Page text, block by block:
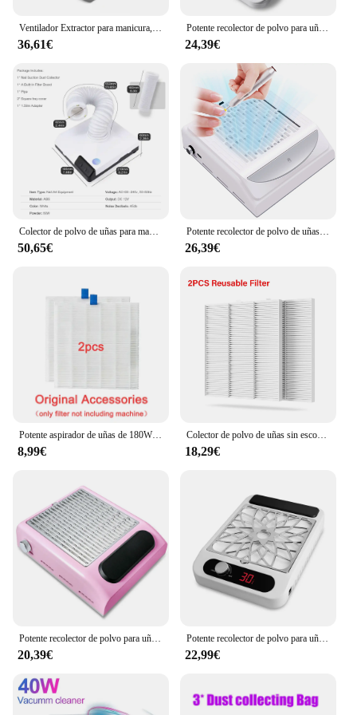
Ventilador Extractor para manicura, aspirador para uñas, succión ajustable con filtro, colector de polvo, 180W, nuevo
36,61€
Potente recolector de polvo para uñas, aspirador profesional para pulir uñas con filtro extraíble, para salón de uñas
24,39€
Colector de polvo de uñas para manicura, aspirador profesional, suministros de estilista
50,65€
Potente recolector de polvo de uñas de 100W para aspiradora de uñas de manicura con ventilador de polvo de uñas para equipo de salón de manicura
26,39€
Potente aspirador de uñas de 180W para manicura y pedicura con filtro extraíble, colector de polvo de uñas ajustable, herramientas de salón de uñas
8,99€
Colector de polvo de uñas sin escobillas de turbina, aspirador de uñas de succión fuerte para manicura de uñas con filtro extraíble sin ruido
18,29€
20,39€
Potente recolector de polvo para uñas, aspirador de uñas con ventilador de polvo para uñas, equipo de salón de manicura
22,99€